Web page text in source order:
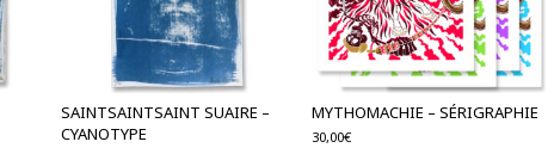
SAINTSAINTSAINT SUAIRE –
CYANOTYPE
MYTHOMACHIE – SÉRIGRAPHIE
30,00€